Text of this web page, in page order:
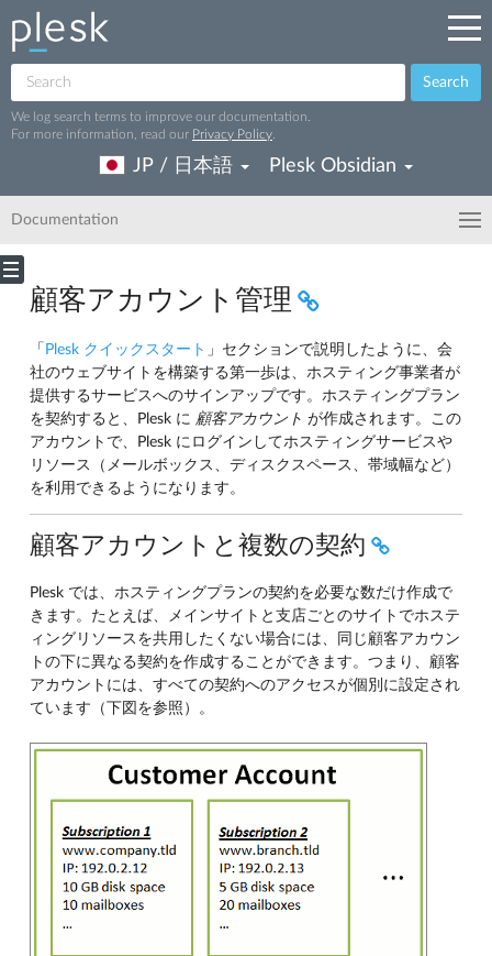
Search
We log search terms to improve our documentation.
For more information, read our Privacy Policy
JP / 日本語 Plesk Obsidian
Documentation
顧客アカウント管理
「 Plesk クイックスタート 」セクションで説明したように、会
社のウェブサイトを構築する第一歩は、ホスティング事業者が
提供するサービスへのサインアップです。ホスティングプラン
を契約すると、Plesk に 顧客アカウント が作成されます。この
アカウントで、Plesk にログインしてホスティングサービスや
リソース（メールボックス、ディスクスペース、帯域幅など）
を利用できるようになります。
顧客アカウントと複数の契約
Plesk では、ホスティングプランの契約を必要な数だけ作成で
きます。たとえば、メインサイトと支店ごとのサイトでホステ
ィングリソースを共用したくない場合には、同じ顧客アカウン
トの下に異なる契約を作成することができます。つまり、顧客
アカウントには、すべての契約へのアクセスが個別に設定され
ています（下図を参照）。